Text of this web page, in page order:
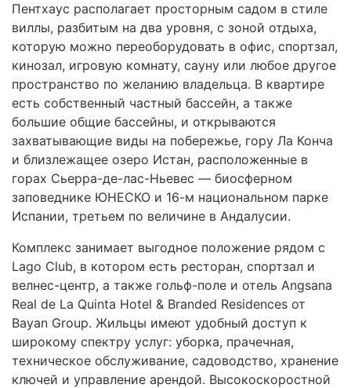
Пентхаус располагает просторным садом в стиле
виллы, разбитым на два уровня, с зоной отдыха,
которую можно переоборудовать в офис, спортзал,
кинозал, игровую комнату, сауну или любое другое
пространство по желанию владельца. В квартире
есть собственный частный бассейн, а также
большие общие бассейны, и открываются
захватывающие виды на побережье, гору Ла Конча
и близлежащее озеро Истан, расположенные в
горах Сьерра-де-лас-Ньевес — биосферном
заповеднике ЮНЕСКО и 16-м национальном парке
Испании, третьем по величине в Андалусии.
Комплекс занимает выгодное положение рядом с
Lago Club, в котором есть ресторан, спортзал и
велнес-центр, а также гольф-поле и отель Angsana
Real de La Quinta Hotel & Branded Residences от
Bayan Group. Жильцы имеют удобный доступ к
широкому спектру услуг: уборка, прачечная,
техническое обслуживание, садоводство, хранение
ключей и управление арендой. Высокоскоростной